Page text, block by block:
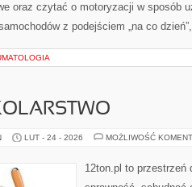
oraz czytać o motoryzacji w sposób
z podejściem „na co
LUT - 24 - 2026 MOŻLIWOŚĆ
12ton.pl to przestrzeń